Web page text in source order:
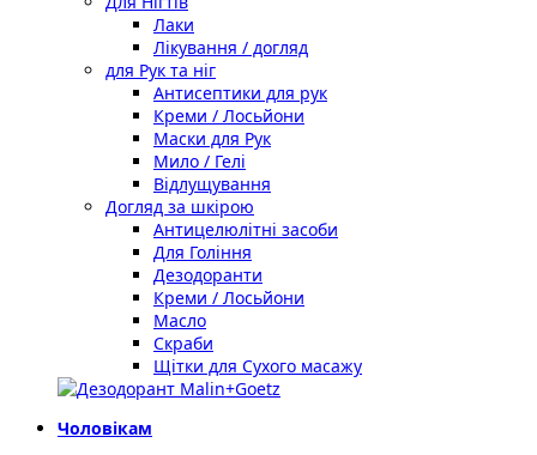
Лаки
Лікування / догляд
для Рук та ніг
Антисептики для рук
Креми / Лосьйони
Маски для Рук
Мило / Гелі
Відлущування
Догляд за шкірою
Антицелюлітні засоби
Для Гоління
Дезодоранти
Креми / Лосьйони
Масло
Скраби
Щітки для Сухого масажу
Чоловікам